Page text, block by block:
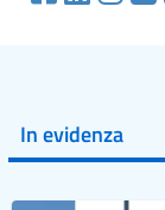
In evidenza